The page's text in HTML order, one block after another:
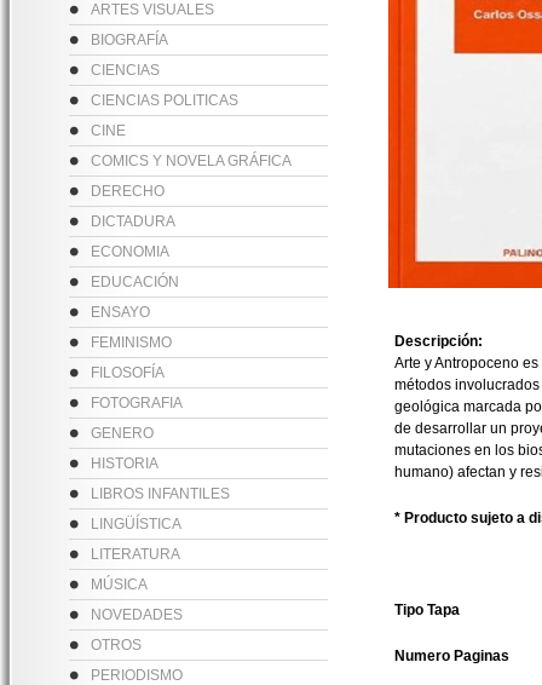
ARTES VISUALES
BIOGRAFÍA
CIENCIAS
CIENCIAS POLITICAS
CINE
COMICS Y NOVELA GRÁFICA
DERECHO
DICTADURA
ECONOMIA
EDUCACIÓN
ENSAYO
FEMINISMO
FILOSOFÍA
FOTOGRAFIA
GENERO
HISTORIA
LIBROS INFANTILES
LINGÜÍSTICA
LITERATURA
MÚSICA
NOVEDADES
OTROS
PERIODISMO
Descripción:
Arte y Antropoceno
métodos
geológica marcada
de desarrollar un
mutaciones en los
humano) afectan y
* Producto sujeto a
Tipo Tapa
Numero Paginas